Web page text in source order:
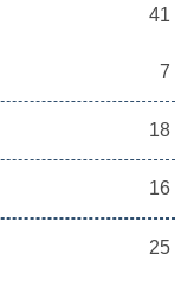
41
7
18
16
25